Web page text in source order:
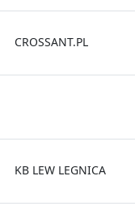
CROSSANT.PL
KB LEW LEGNICA